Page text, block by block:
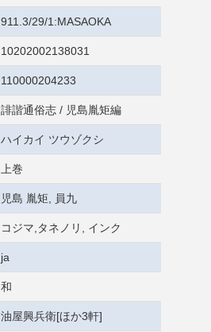
911.3/29/1:MASAOKA
10202002138031
110000204233
誹諧通俗志 / 児島胤矩編
ハイカイ ツウゾクシ
上巻
児島 胤矩, 員九
コジマ,タネノリ, インク
ja
和
油屋興兵衛[ほか3軒]